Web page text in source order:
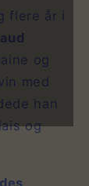
flere år i
og
med
han
og